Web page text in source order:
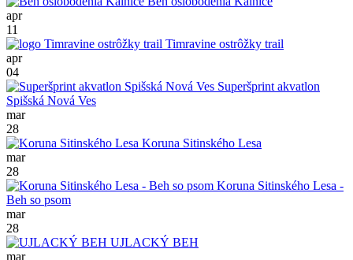
apr
11
Timravine ostrôžky trail
apr
04
Superšprint akvatlon
Spišská Nová Ves
mar
28
Koruna Sitinského Lesa
mar
28
Koruna Sitinského Lesa -
Beh so psom
mar
28
UJLACKÝ BEH
mar